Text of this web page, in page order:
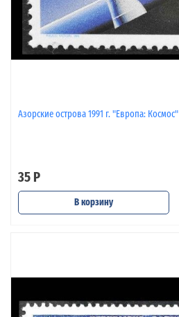
Азорские острова 1991 г. "Европа: Космос"
35 Р
В корзину